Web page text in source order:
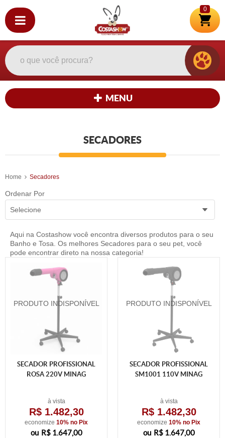
0
MENU
SECADORES
Home Secadores
Ordenar Por
Selecione
Aqui na Costashow você encontra diversos produtos para o seu
Banho e Tosa. Os melhores Secadores para o seu pet, você
pode encontrar direto na nossa categoria!
SECADOR PROFISSIONAL
ROSA 220V MINAG
R$ 1.647,00
à vista
R$ 1.482,30
economize 10% no Pix
SECADOR PROFISSIONAL
SM1001 110V MINAG
R$ 1.647,00
à vista
R$ 1.482,30
economize 10% no Pix